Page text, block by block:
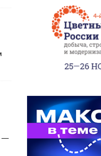
—